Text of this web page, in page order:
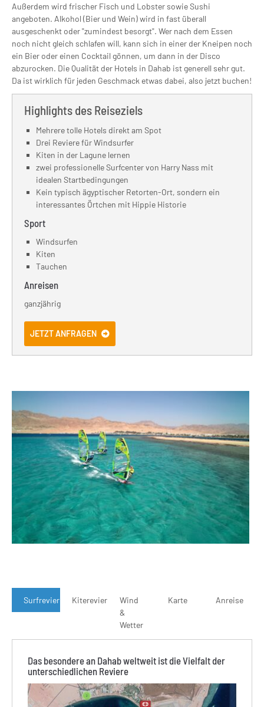
Außerdem wird frischer Fisch und Lobster sowie Sushi
angeboten. Alkohol (Bier und Wein) wird in fast überall
ausgeschenkt oder "zumindest besorgt". Wer nach dem Essen
noch nicht gleich schlafen will, kann sich in einer der Kneipen noch
ein Bier oder einen Cocktail gönnen, um dann in der Disco
abzurocken. Die Qualität der Hotels in Dahab ist generell sehr gut.
Da ist wirklich für jeden Geschmack etwas dabei, also jetzt buchen!
Highlights des Reiseziels
Mehrere tolle Hotels direkt am Spot
Drei Reviere für Windsurfer
Kiten in der Lagune lernen
zwei professionelle Surfcenter von Harry Nass mit
idealen Startbedingungen
Kein typisch ägyptischer Retorten-Ort, sondern ein
interessantes Örtchen mit Hippie Historie
Sport
Windsurfen
Kiten
Tauchen
Anreisen
ganzjährig
JETZT ANFRAGEN
Surfrevier Kiterevier
Wind
&
Wetter
Karte Anreise
Das besondere an Dahab weltweit ist die Vielfalt der
unterschiedlichen Reviere